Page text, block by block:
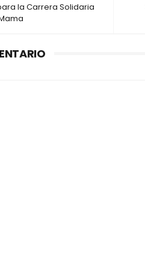
la Carrera Solidaria